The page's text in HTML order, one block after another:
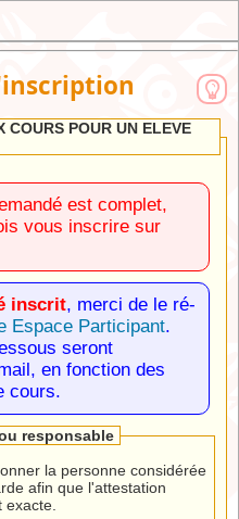
de Cirque du
Brabant Wallon
COURS POUR UN ELEVE
est complet,
vous inscrire sur
inscrit, merci de le ré-
Espace Participant.
seront
en fonction des
cours.
responsable
la personne considérée
afin que l'attestation